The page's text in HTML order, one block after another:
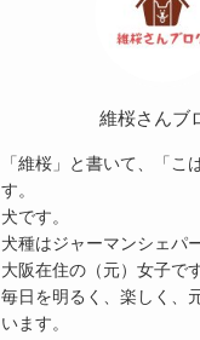
維桜さんブ
「維桜」と書いて、「こ
す。
犬です。
犬種はジャーマンシェパ
大阪在住の（元）女子です
毎日を明るく、楽しく、
います。